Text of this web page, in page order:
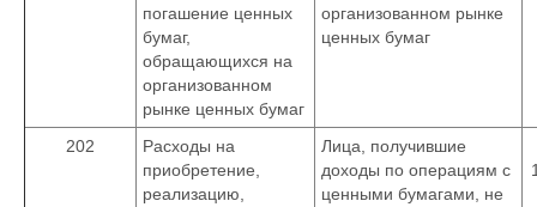
погашение ценных
бумаг,
обращающихся на
организованном
рынке ценных бумаг
организованном рынке
ценных бумаг
202
Расходы на
приобретение,
реализацию,
Лица, получившие
доходы по операциям с
ценными бумагами, не